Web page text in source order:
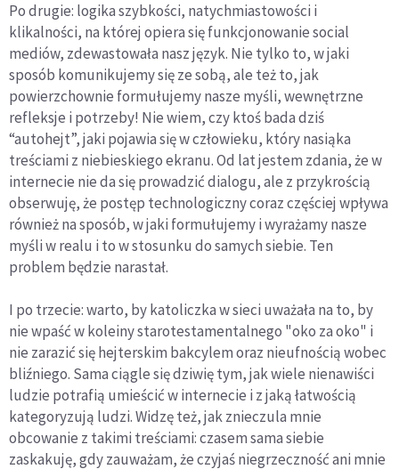
Po drugie: logika szybkości, natychmiastowości i
klikalności, na której opiera się funkcjonowanie social
mediów, zdewastowała nasz język. Nie tylko to, w jaki
sposób komunikujemy się ze sobą, ale też to, jak
powierzchownie formułujemy nasze myśli, wewnętrzne
refleksje i potrzeby! Nie wiem, czy ktoś bada dziś
“autohejt”, jaki pojawia się w człowieku, który nasiąka
treściami z niebieskiego ekranu. Od lat jestem zdania, że w
internecie nie da się prowadzić dialogu, ale z przykrością
obserwuję, że postęp technologiczny coraz częściej wpływa
również na sposób, w jaki formułujemy i wyrażamy nasze
myśli w realu i to w stosunku do samych siebie. Ten
problem będzie narastał.
I po trzecie: warto, by katoliczka w sieci uważała na to, by
nie wpaść w koleiny starotestamentalnego "oko za oko" i
nie zarazić się hejterskim bakcylem oraz nieufnością wobec
bliźniego. Sama ciągle się dziwię tym, jak wiele nienawiści
ludzie potrafią umieścić w internecie i z jaką łatwością
kategoryzują ludzi. Widzę też, jak znieczula mnie
obcowanie z takimi treściami: czasem sama siebie
zaskakuję, gdy zauważam, że czyjaś niegrzeczność ani mnie